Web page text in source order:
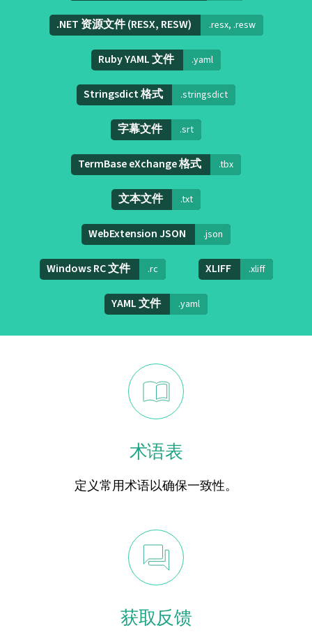
.NET 资源文件 (RESX, RESW) .resx, .resw
Ruby YAML 文件 .yaml
Stringsdict 格式 .stringsdict
字幕文件 .srt
TermBase eXchange 格式 .tbx
文本文件 .txt
WebExtension JSON .json
Windows RC 文件 .rc XLIFF .xliff
YAML 文件 .yaml
术语表
定义常用术语以确保一致性。
获取反馈